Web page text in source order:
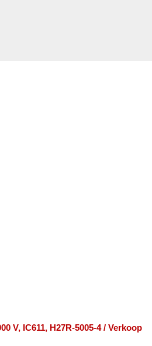
V, IC611, H27R-5005-4 / Verkoop